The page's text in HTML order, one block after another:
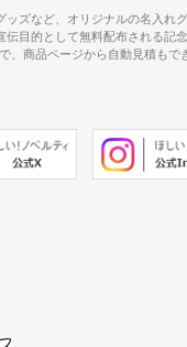
ズなど、オリジナルの名入れ
目的として無料配布される
商品ページから自動見積も